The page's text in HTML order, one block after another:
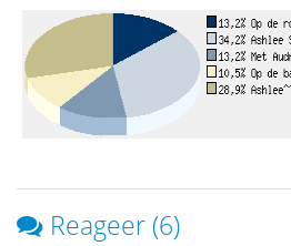
Reageer (6)